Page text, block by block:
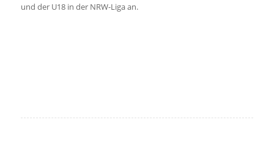
und der U18 in der NRW-Liga an.